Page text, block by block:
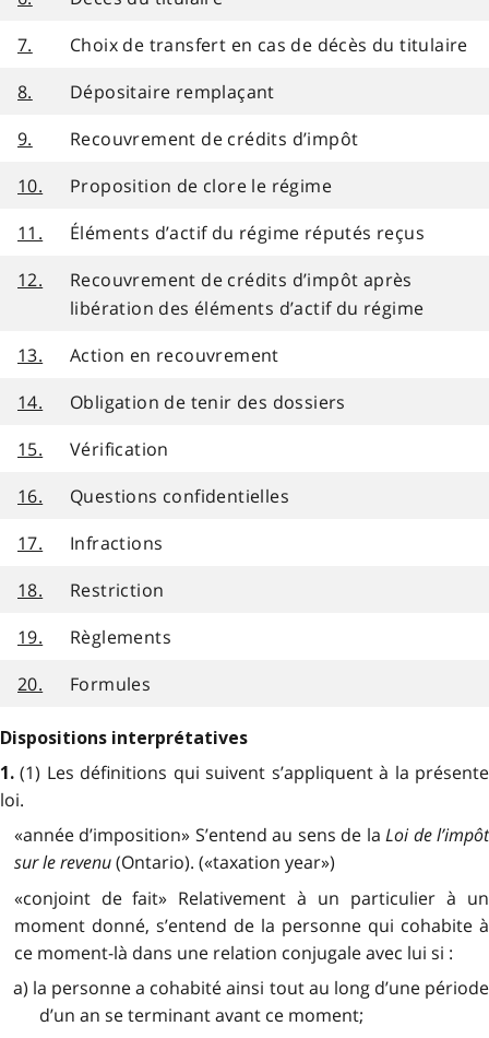
7.
Choix de transfert en cas de décès du titulaire
8.
Dépositaire remplaçant
9.
Recouvrement de crédits d’impôt
10.
Proposition de clore le régime
11.
Éléments d’actif du régime réputés reçus
12.
Recouvrement de crédits d’impôt après
libération des éléments d’actif du régime
13.
Action en recouvrement
14.
Obligation de tenir des dossiers
15.
Vérification
16.
Questions confidentielles
17.
Infractions
18.
Restriction
19.
Règlements
20.
Formules
Dispositions interprétatives
1.(1) Les définitions qui suivent s’appliquent à la présente
loi.
«année d’imposition» S’entend au sens de laLoi de l’impôt
sur le revenu(Ontario). («taxation year»)
«conjoint de fait» Relativement à un particulier à un
moment donné, s’entend de la personne qui cohabite à
ce moment-là dans une relation conjugale avec lui si :
a) la personne a cohabité ainsi tout au long d’une période
d’un an se terminant avant ce moment;